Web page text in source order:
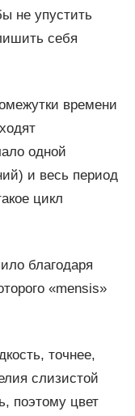
не упустить
себя
времени
одной
и весь период
цикл
благодаря
«mensis»
точнее,
слизистой
поэтому цвет